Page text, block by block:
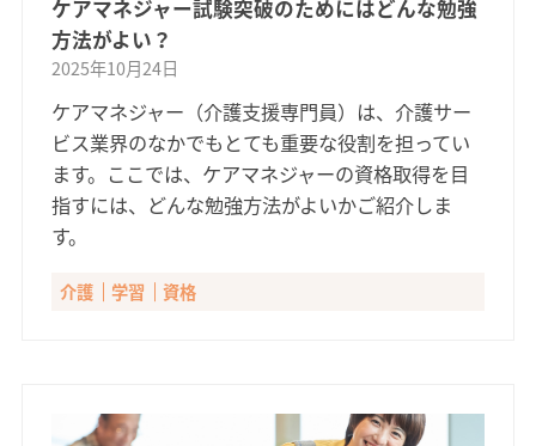
ケアマネジャー試験突破のためにはどんな勉強
方法がよい？
2025年10月24日
ケアマネジャー（介護支援専門員）は、介護サー
ビス業界のなかでもとても重要な役割を担ってい
ます。ここでは、ケアマネジャーの資格取得を目
指すには、どんな勉強方法がよいかご紹介しま
す。
介護 学習 資格